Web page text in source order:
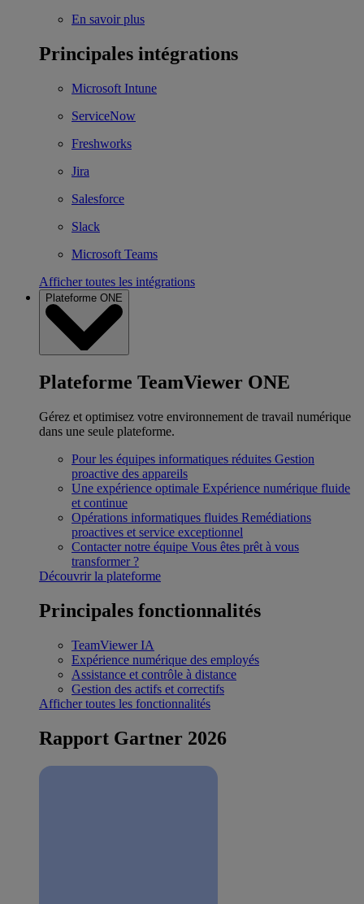
En savoir plus
Principales intégrations
Microsoft Intune
ServiceNow
Freshworks
Jira
Salesforce
Slack
Microsoft Teams
Afficher toutes les intégrations
Plateforme ONE
Plateforme TeamViewer ONE
Gérez et optimisez votre environnement de travail numérique
dans une seule plateforme.
Pour les équipes informatiques réduites Gestion
proactive des appareils
Une expérience optimale Expérience numérique fluide
et continue
Opérations informatiques fluides Remédiations
proactives et service exceptionnel
Contacter notre équipe Vous êtes prêt à vous
transformer ?
Découvrir la plateforme
Principales fonctionnalités
TeamViewer IA
Expérience numérique des employés
Assistance et contrôle à distance
Gestion des actifs et correctifs
Afficher toutes les fonctionnalités
Rapport Gartner 2026